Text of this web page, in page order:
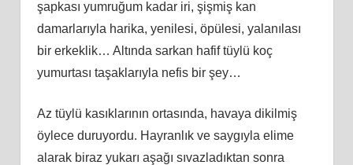
şapkası yumruğum kadar iri, şişmiş kan
damarlarıyla harika, yenilesi, öpülesi, yalanılası
bir erkeklik… Altında sarkan hafif tüylü koç
yumurtası taşaklarıyla nefis bir şey…
Az tüylü kasıklarının ortasında, havaya dikilmiş
öylece duruyordu. Hayranlık ve saygıyla elime
alarak biraz yukarı aşağı sıvazladıktan sonra